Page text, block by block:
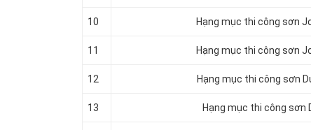
10 Hạng mục thi công sơn
11 Hạng mục thi công sơn
12 Hạng mục thi công sơn
13 Hạng mục thi công sơn